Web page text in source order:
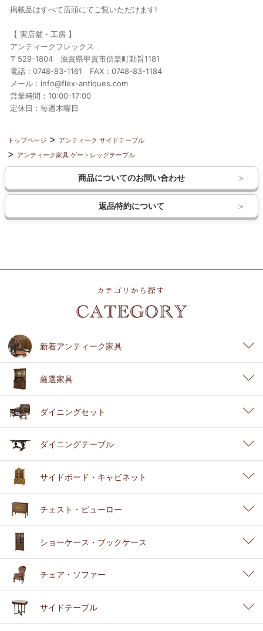
掲載品はすべて店頭にてご覧いただけます!
【 実店舗・工房 】
アンティークフレックス
〒529-1804 滋賀県甲賀市信楽町勅旨1181
電話：0748-83-1161 FAX：0748-83-1184
メール：info@flex-antiques.com
営業時間：10:00-17:00
定休日：毎週木曜日
トップページ
アンティーク サイドテーブル
アンティーク家具 ゲートレッグテーブル
商品についてのお問い合わせ
返品特約について
新着アンティーク家具
厳選家具
ダイニングセット
ダイニングテーブル
サイドボード・キャビネット
チェスト・ビューロー
ショーケース・ブックケース
チェア・ソファー
サイドテーブル